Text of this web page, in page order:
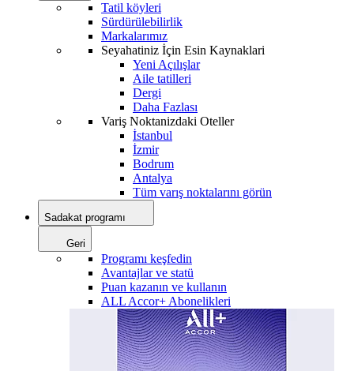
Tatil köyleri
Sürdürülebilirlik
Markalarımız
Seyahatiniz İçin Esin Kaynaklari
Yeni Açılışlar
Aile tatilleri
Dergi
Daha Fazlası
Variş Noktanizdaki Oteller
İstanbul
İzmir
Bodrum
Antalya
Tüm varış noktalarını görün
Sadakat programı
Geri
Programı keşfedin
Avantajlar ve statü
Puan kazanın ve kullanın
ALL Accor+ Abonelikleri